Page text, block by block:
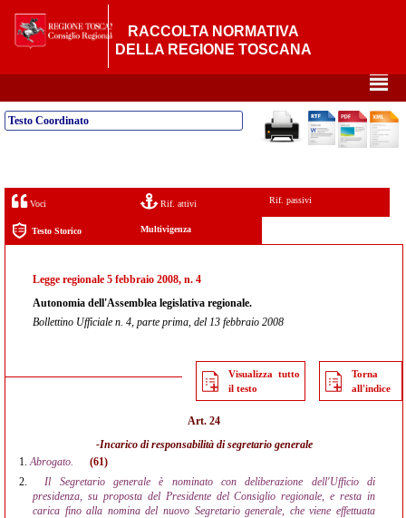
RACCOLTA NORMATIVA
DELLA REGIONE TOSCANA
²
Testo Coordinato
Voci Rif. attivi Rif. passivi
Testo Storico Multivigenza
Legge regionale 5 febbraio 2008, n. 4
Autonomia dell'Assemblea legislativa regionale.
Bollettino Ufficiale n. 4, parte prima, del 13 febbraio 2008
Visualizza tutto
il testo
Torna
all'indice
Art. 24
-Incarico di responsabilità di segretario generale
1. Abrogato.
(61)
2.
Il Segretario generale è nominato con deliberazione dell'Ufficio di
presidenza, su proposta del Presidente del Consiglio regionale, e resta in
carica fino alla nomina del nuovo Segretario generale, che viene effettuata